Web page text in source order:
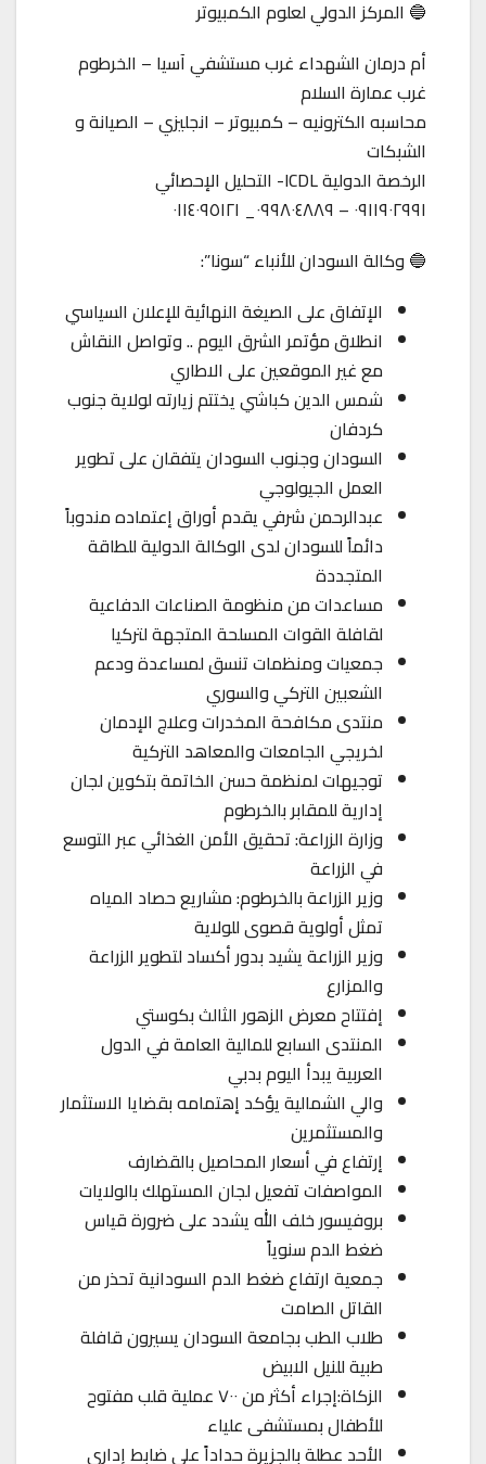
🔵 المركز الدولي لعلوم الكمبيوتر
أم درمان الشهداء غرب مستشفي آسيا – الخرطوم
غرب عمارة السلام
محاسبه الكترونيه – كمبيوتر – انجليزي – الصيانة و
الشبكات
الرخصة الدولية ICDL- التحليل الإحصائي
٠٩١١٩٠٢٩٩١ – ٠٩٩٨٠٤٨٨٩_ ٠١١٤٠٩٥١٢١
🔵 وكالة السودان للأنباء “سونا”:
الإتفاق على الصيغة النهائية للإعلان السياسي
انطلاق مؤتمر الشرق اليوم .. وتواصل النقاش
مع غير الموقعين على الاطاري
شمس الدين كباشي يختتم زيارته لولاية جنوب
كردفان
السودان وجنوب السودان يتفقان على تطوير
العمل الجيولوجي
عبدالرحمن شرفي يقدم أوراق إعتماده مندوباً
دائماً للسودان لدى الوكالة الدولية للطاقة
المتجددة
مساعدات من منظومة الصناعات الدفاعية
لقافلة القوات المسلحة المتجهة لتركيا
جمعيات ومنظمات تنسق لمساعدة ودعم
الشعبين التركي والسوري
منتدى مكافحة المخدرات وعلاج الإدمان
لخريجي الجامعات والمعاهد التركية
توجيهات لمنظمة حسن الخاتمة بتكوين لجان
إدارية للمقابر بالخرطوم
وزارة الزراعة: تحقيق الأمن الغذائي عبر التوسع
في الزراعة
وزير الزراعة بالخرطوم: مشاريع حصاد المياه
تمثل أولوية قصوى للولاية
وزير الزراعة يشيد بدور أكساد لتطوير الزراعة
والمزارع
إفتتاح معرض الزهور الثالث بكوستي
المنتدى السابع للمالية العامة في الدول
العربية يبدأ اليوم بدبي
والي الشمالية يؤكد إهتمامه بقضايا الاستثمار
والمستثمرين
إرتفاع في أسعار المحاصيل بالقضارف
المواصفات تفعيل لجان المستهلك بالولايات
بروفيسور خلف الله يشدد على ضرورة قياس
ضغط الدم سنوياً
جمعية ارتفاع ضغط الدم السودانية تحذر من
القاتل الصامت
طلاب الطب بجامعة السودان يسيرون قافلة
طبية للنيل الابيض
الزكاة:إجراء أكثر من ٧٠٠ عملية قلب مفتوح
للأطفال بمستشفى علياء
الأحد عطلة بالجزيرة حداداً على ضابط إداري